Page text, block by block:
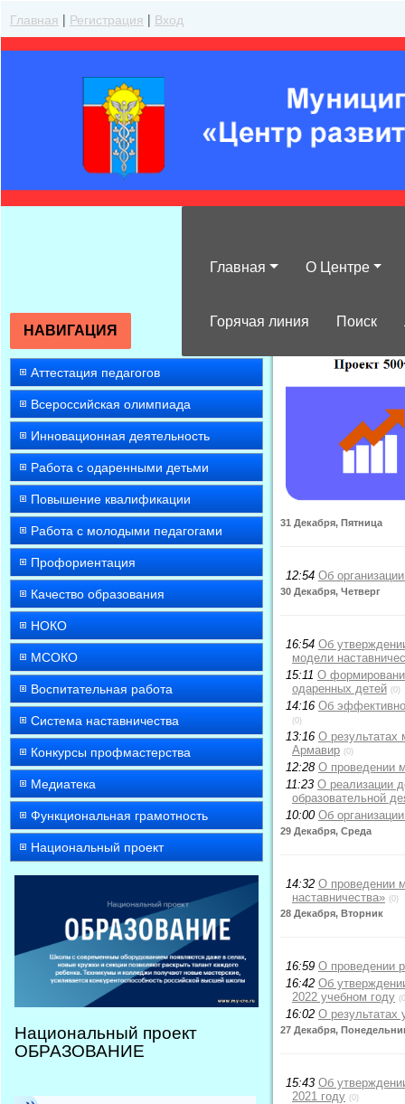
Главная | Регистрация | Вход
Главная О Центре
Горячая линия Поиск
НАВИГАЦИЯ
Аттестация педагогов
Всероссийская олимпиада
Инновационная деятельность
Работа с одаренными детьми
Повышение квалификации
Работа с молодыми педагогами
Профориентация
Качество образования
НОКО
МСОКО
Воспитательная работа
Система наставничества
Конкурсы профмастерства
Медиатека
Функциональная грамотность
Национальный проект
Национальный проект
ОБРАЗОВАНИЕ
31 Декабря, Пятница
12:54 Об
30 Декабря, Четверг
16:54 Об
модели
15:11 О
одаренных детей (0)
14:16 Об
(0)
13:16 О результатах
Армавир (0)
12:28 О проведении
11:23 О реализации
образовательной
10:00 Об
29 Декабря, Среда
14:32 О проведении
наставничества» (0)
28 Декабря, Вторник
16:59 О проведении
16:42 Об
2022 учебном году
16:02 О результатах
27 Декабря,
15:43 Об
2021 году (0)